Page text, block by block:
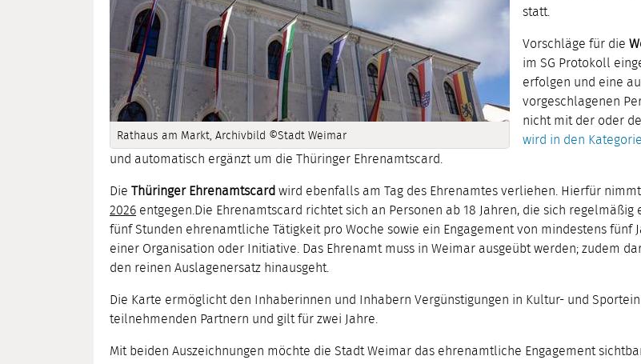
Rathaus am Markt, Archivbild ©Stadt Weimar
statt.
Vorschläge für die
im SG Protokoll
erfolgen und eine
vorgeschlagenen
nicht mit der oder
wird in den
und automatisch ergänzt um die Thüringer Ehrenamtscard.
Die Thüringer Ehrenamtscard wird ebenfalls am Tag des Ehrenamtes verliehen. Hierfür
2026 entgegen.Die Ehrenamtscard richtet sich an Personen ab 18 Jahren, die sich
fünf Stunden ehrenamtliche Tätigkeit pro Woche sowie ein Engagement von mindestens fünf
einer Organisation oder Initiative. Das Ehrenamt muss in Weimar ausgeübt werden; zudem
den reinen Auslagenersatz hinausgeht.
Die Karte ermöglicht den Inhaberinnen und Inhabern Vergünstigungen in Kultur- und
teilnehmenden Partnern und gilt für zwei Jahre.
Mit beiden Auszeichnungen möchte die Stadt Weimar das ehrenamtliche Engagement